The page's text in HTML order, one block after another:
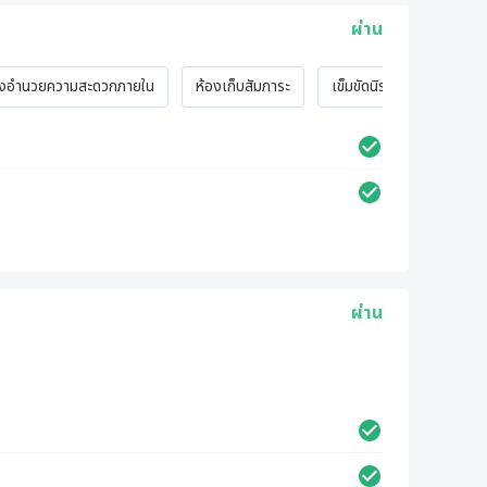
ผ่าน
อำนวยความสะดวกภายใน ห้องเก็บสัมภาระ เข็มขัดนิรภัย
ผ่าน